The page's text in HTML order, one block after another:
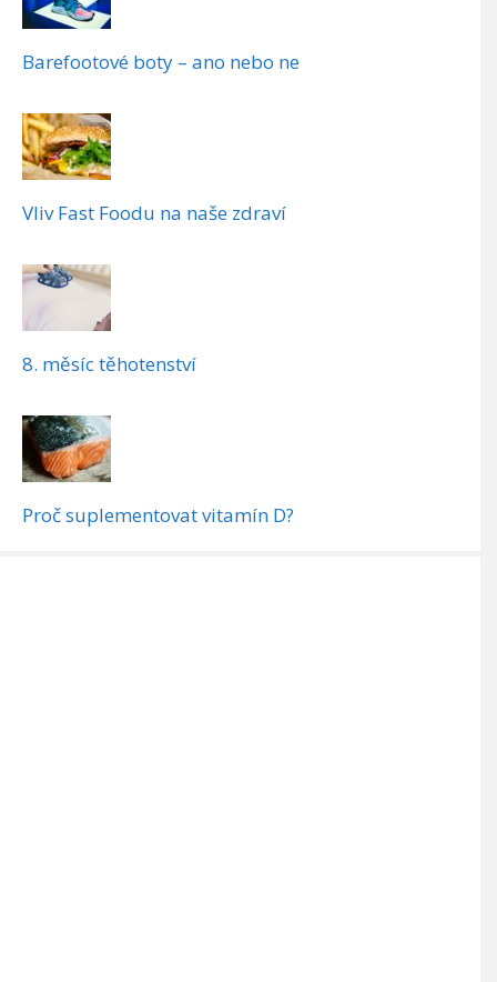
Barefootové boty – ano nebo ne
Vliv Fast Foodu na naše zdraví
8. měsíc těhotenství
Proč suplementovat vitamín D?